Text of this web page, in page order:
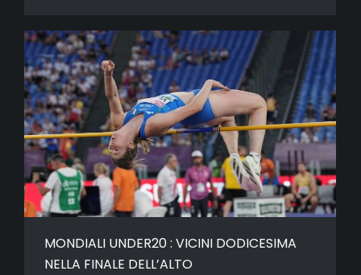
MONDIALI UNDER20 : VICINI DODICESIMA
NELLA FINALE DELL’ALTO